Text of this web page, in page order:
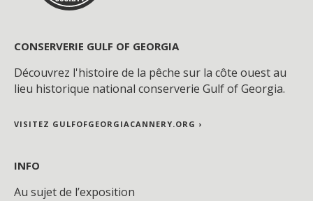
CONSERVERIE GULF OF GEORGIA
Découvrez l'histoire de la pêche sur la côte ouest au
lieu historique national conserverie Gulf of Georgia.
VISITEZ GULFOFGEORGIACANNERY.ORG ›
INFO
Au sujet de l’exposition